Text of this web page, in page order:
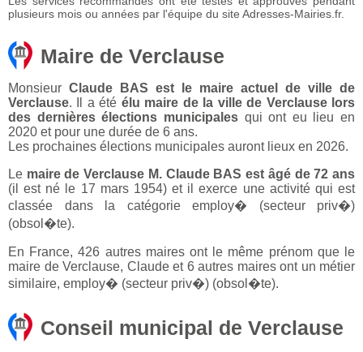
plusieurs mois ou années par l'équipe du site Adresses-Mairies.fr.
Maire de Verclause
Monsieur Claude BAS est le maire actuel de ville de
Verclause. Il a été élu maire de la ville de Verclause lors
des dernières élections municipalesqui ont eu lieu en
2020 et pour une durée de 6 ans.
Les prochaines élections municipales auront lieux en 2026.
Le maire de Verclause M. Claude BAS est âgé de 72 ans
(il est né le 17 mars 1954) et il exerce une activité qui est
classée dans la catégorie employ� (secteur priv�)
(obsol�te).
En France, 426 autres maires ont le même prénom que le
maire de Verclause, Claude et 6 autres maires ont un métier
similaire, employ� (secteur priv�) (obsol�te).
Conseil municipal de Verclause